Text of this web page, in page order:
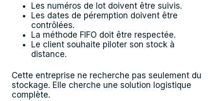
Les numéros de lot doivent être suivis.
Les dates de péremption doivent être
contrôlées.
La méthode FIFO doit être respectée.
Le client souhaite piloter son stock à
distance.
Cette entreprise ne recherche pas seulement du
stockage. Elle cherche une solution logistique
complète.